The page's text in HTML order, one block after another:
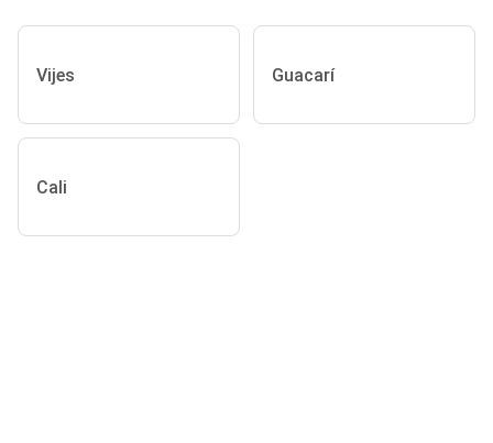
Vijes Guacarí
Cali